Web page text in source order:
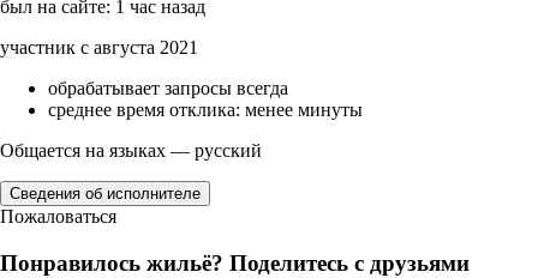
был на сайте: 1 час назад
участник с августа 2021
обрабатывает запросы всегда
среднее время отклика: менее минуты
Общается на языках — русский
Сведения об исполнителе
Пожаловаться
Понравилось жильё? Поделитесь с друзьями